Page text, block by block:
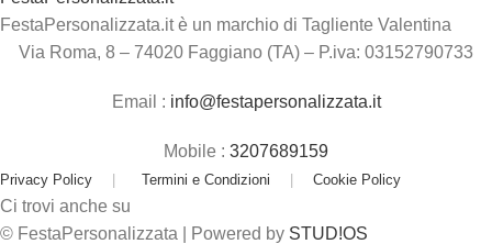
FestaPersonalizzata.it è un marchio di Tagliente Valentina
Via Roma, 8 – 74020 Faggiano (TA) – P.iva: 03152790733
Email : info@festapersonalizzata.it
Mobile : 3207689159
Privacy Policy | Termini e Condizioni | Cookie Policy
Ci trovi anche su
© FestaPersonalizzata | Powered by STUD!OS